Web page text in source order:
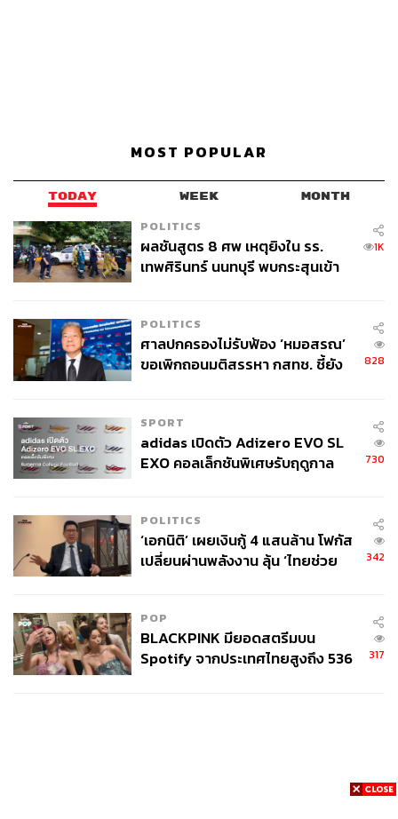
MOST POPULAR
TODAY WEEK MONTH
POLITICS
ผลชันสูตร 8 ศพ เหตุยิงใน รร.
เทพศิรินทร์ นนทบุรี พบกระสุนเข้า
1K
POLITICS
ศาลปกครองไม่รับฟ้อง ‘หมอสรณ’
ขอเพิกถอนมติสรรหา กสทช. ชี้ยัง
828
SPORT
adidas เปิดตัว Adizero EVO SL
EXO คอลเล็กชันพิเศษรับฤดูกาล
730
POLITICS
‘เอกนิติ’ เผยเงินกู้ 4 แสนล้าน โฟกัส
เปลี่ยนผ่านพลังงาน ลุ้น ‘ไทยช่วย
342
POP
BLACKPINK มียอดสตรีมบน
Spotify จากประเทศไทยสูงถึง 536
317